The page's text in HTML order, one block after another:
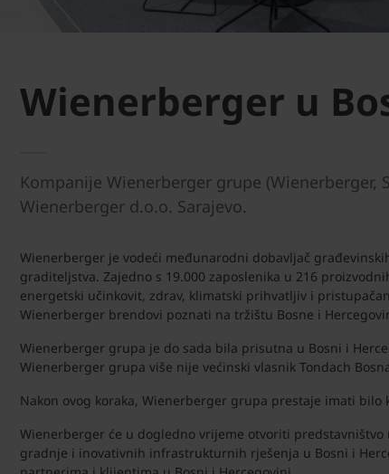
Wienerberger u
Kompanije Wienerberger grupe
Wienerberger d.o.o. Sarajevo.
Wienerberger je vodeći međunarodni dobavljač
graditeljstva. Zajedno s 19.000 zaposlenika u 216
energetski učinkovit, zdrav, klimatski prihvatljiv i
Wienerberger brendovi poznati na tržištu Bosne i
Wienerberger grupa je do sada bila prisutna u Bosni i
Wienerberger grupa više nije većinski vlasnik Tondach
Nakon ovog koraka, Wienerberger grupa prestaje imati bilo
Wienerberger će u dogledno vrijeme otvoriti
gradnje i inovativnih infrastrukturnih rješenja u Bosni i